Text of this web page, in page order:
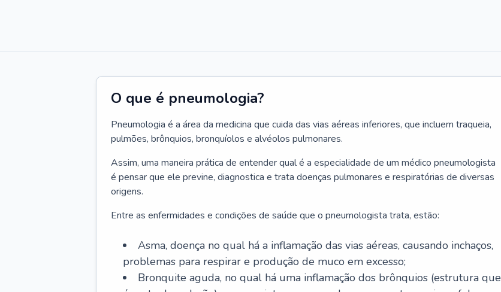
O que é pneumologia?
Pneumologia é a área da medicina que cuida das vias aéreas inferiores, que incluem traqueia,
pulmões, brônquios, bronquíolos e alvéolos pulmonares.
Assim, uma maneira prática de entender qual é a especialidade de um médico pneumologista
é pensar que ele previne, diagnostica e trata doenças pulmonares e respiratórias de diversas
origens.
Entre as enfermidades e condições de saúde que o pneumologista trata, estão:
Asma, doença no qual há a inflamação das vias aéreas, causando inchaços,
problemas para respirar e produção de muco em excesso;
Bronquite aguda, no qual há uma inflamação dos brônquios (estrutura que